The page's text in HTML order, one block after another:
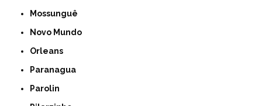
Mossunguê
Novo Mundo
Orleans
Paranagua
Parolin